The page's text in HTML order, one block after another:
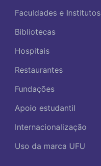
Faculdades e Institutos
Bibliotecas
Hospitais
Restaurantes
Fundações
Apoio estudantil
Internacionalização
Uso da marca UFU